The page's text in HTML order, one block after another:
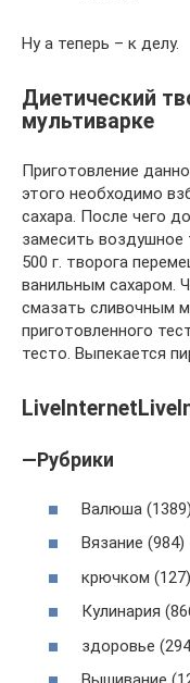
Ну а теперь – к делу.
Диетический
мультиварке
Приготовление
этого необходимо
сахара. После чего
замесить воздушное
500 г. творога
ванильным сахаром.
смазать сливочным
приготовленного
тесто. Выпекается
—Рубрики
Валюша (1389)
Вязание (984)
крючком (127)
Кулинария
здоровье